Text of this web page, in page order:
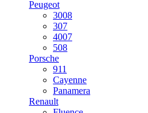
Peugeot
3008
307
4007
508
Porsche
911
Cayenne
Panamera
Renault